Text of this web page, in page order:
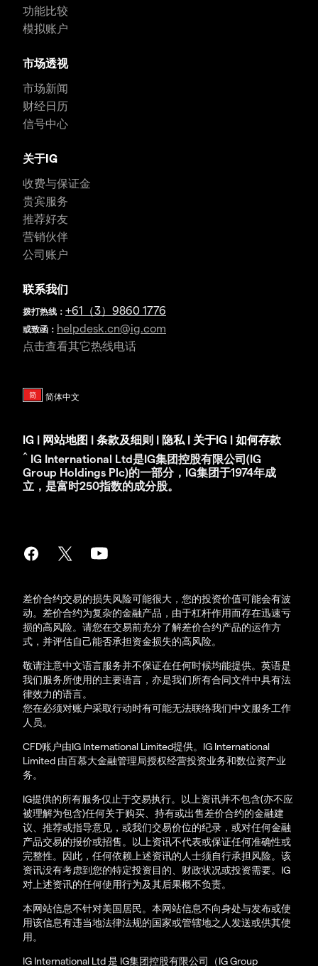
功能比较
模拟账户
市场透视
市场新闻
财经日历
信号中心
关于IG
收费与保证金
贵宾服务
推荐好友
营销伙伴
公司账户
联系我们
拨打热线： +61（3）9860 1776
或致函： helpdesk.cn@ig.com
点击查看其它热线电话
IG | 网站地图 | 条款及细则 | 隐私 | 关于IG | 如何存款
^ IG International Ltd是IG集团控股有限公司(IG
Group Holdings Plc)的一部分，IG集团于1974年成
立，是富时250指数的成分股。
差价合约交易的损失风险可能很大，您的投资价值可能会有波
动。差价合约为复杂的金融产品，由于杠杆作用而存在迅速亏
损的高风险。请您在交易前充分了解差价合约产品的运作方
式，并评估自己能否承担资金损失的高风险。
敬请注意中文语言服务并不保证在任何时候均能提供。英语是
我们服务所使用的主要语言，亦是我们所有合同文件中具有法
律效力的语言。
您在必须对账户采取行动时有可能无法联络我们中文服务工作
人员。
CFD账户由IG International Limited提供。IG International
Limited 由百慕大金融管理局授权经营投资业务和数位资产业
务。
IG提供的所有服务仅止于交易执行。以上资讯并不包含(亦不应
被理解为包含)任何关于购买、持有或出售差价合约的金融建
议、推荐或指导意见，或我们交易价位的纪录，或对任何金融
产品交易的报价或招售。以上资讯不代表或保证任何准确性或
完整性。因此，任何依赖上述资讯的人士须自行承担风险。该
资讯没有考虑到您的特定投资目的、财政状况或投资需要。IG
对上述资讯的任何使用行为及其后果概不负责。
本网站信息不针对美国居民。本网站信息不向身处与发布或使
用该信息有违当地法律法规的国家或管辖地之人发送或供其使
用。
IG International Ltd 是 IG集团控股有限公司（IG Group